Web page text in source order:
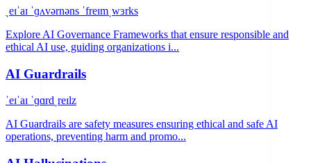
ˌeɪˈaɪ ˈɡʌvərnəns ˈfreɪmˌwɜrks
Explore AI Governance Frameworks that ensure responsible and
ethical AI use, guiding organizations i...
AI Guardrails
ˈeɪˈaɪ ˈɡɑrdˌreɪlz
AI Guardrails are safety measures ensuring ethical and safe AI
operations, preventing harm and promo...